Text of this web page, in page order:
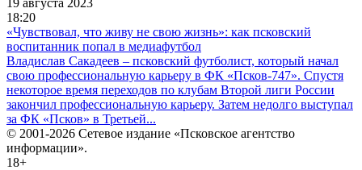
18:20
«Чувствовал, что живу не свою жизнь»: как псковский
воспитанник попал в медиафутбол
Владислав Сакадеев – псковский футболист, который начал
свою профессиональную карьеру в ФК «Псков-747». Спустя
некоторое время переходов по клубам Второй лиги России
закончил профессиональную карьеру. Затем недолго выступал
за ФК «Псков» в Третьей...
© 2001-2026 Сетевое издание «Псковское агентство
информации».
18+